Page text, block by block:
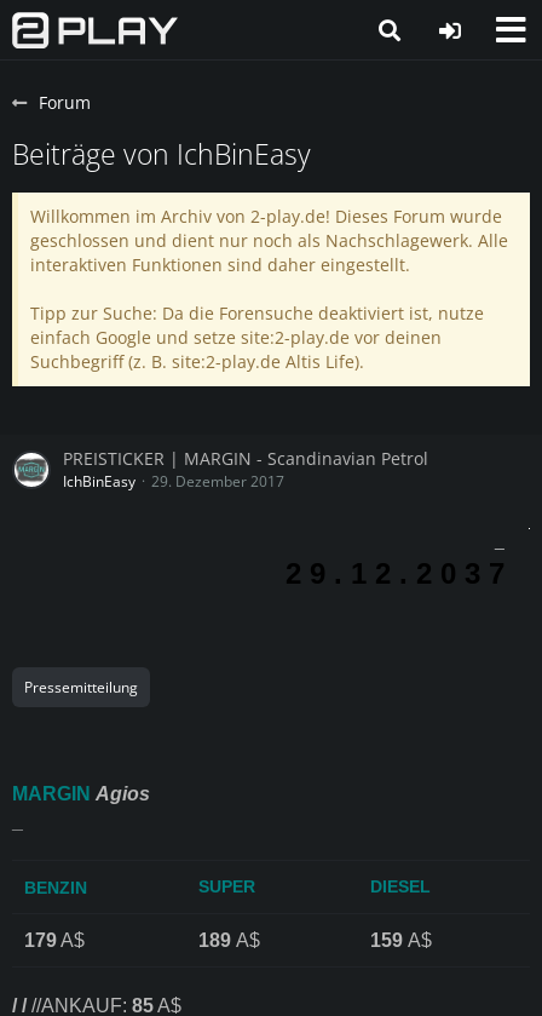
Forum
Beiträge von IchBinEasy
Willkommen im Archiv von 2-play.de! Dieses Forum wurde
geschlossen und dient nur noch als Nachschlagewerk. Alle
interaktiven Funktionen sind daher eingestellt.
Tipp zur Suche: Da die Forensuche deaktiviert ist, nutze
einfach Google und setze site:2-play.de vor deinen
Suchbegriff (z. B. site:2-play.de Altis Life).
PREISTICKER | MARGIN - Scandinavian Petrol
IchBinEasy 29. Dezember 2017
2 9 . 1 2 . 2 0 3 7
Pressemitteilung
MARGIN Agios
BENZIN SUPER DIESEL
179A$ 189 A$ 159 A$
/ ///ANKAUF: 85A$